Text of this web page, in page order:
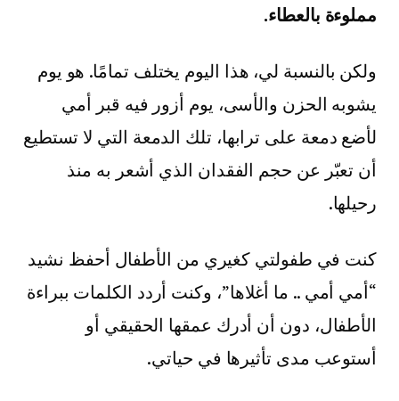
مملوءة بالعطاء.
ولكن بالنسبة لي، هذا اليوم يختلف تمامًا. هو يوم
يشوبه الحزن والأسى، يوم أزور فيه قبر أمي
لأضع دمعة على ترابها، تلك الدمعة التي لا تستطيع
أن تعبّر عن حجم الفقدان الذي أشعر به منذ
رحيلها.
كنت في طفولتي كغيري من الأطفال أحفظ نشيد
“أمي أمي .. ما أغلاها”، وكنت أردد الكلمات ببراءة
الأطفال، دون أن أدرك عمقها الحقيقي أو
أستوعب مدى تأثيرها في حياتي.